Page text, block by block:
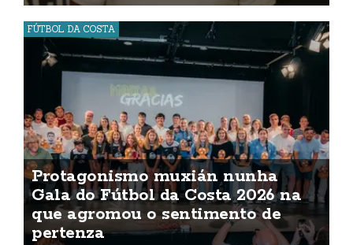
FÚTBOL DA COSTA
Protagonismo muxián nunha
Gala do Fútbol da Costa 2026 na
que agromou o sentimento de
pertenza